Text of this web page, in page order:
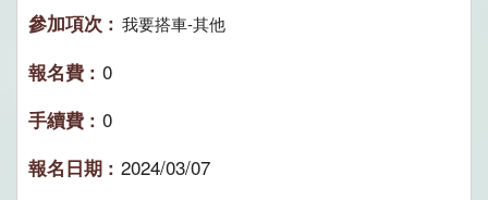
我要搭車-其他
0
0
2024/03/07